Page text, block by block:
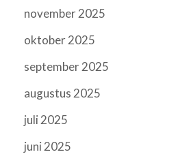
november 2025
oktober 2025
september 2025
augustus 2025
juli 2025
juni 2025